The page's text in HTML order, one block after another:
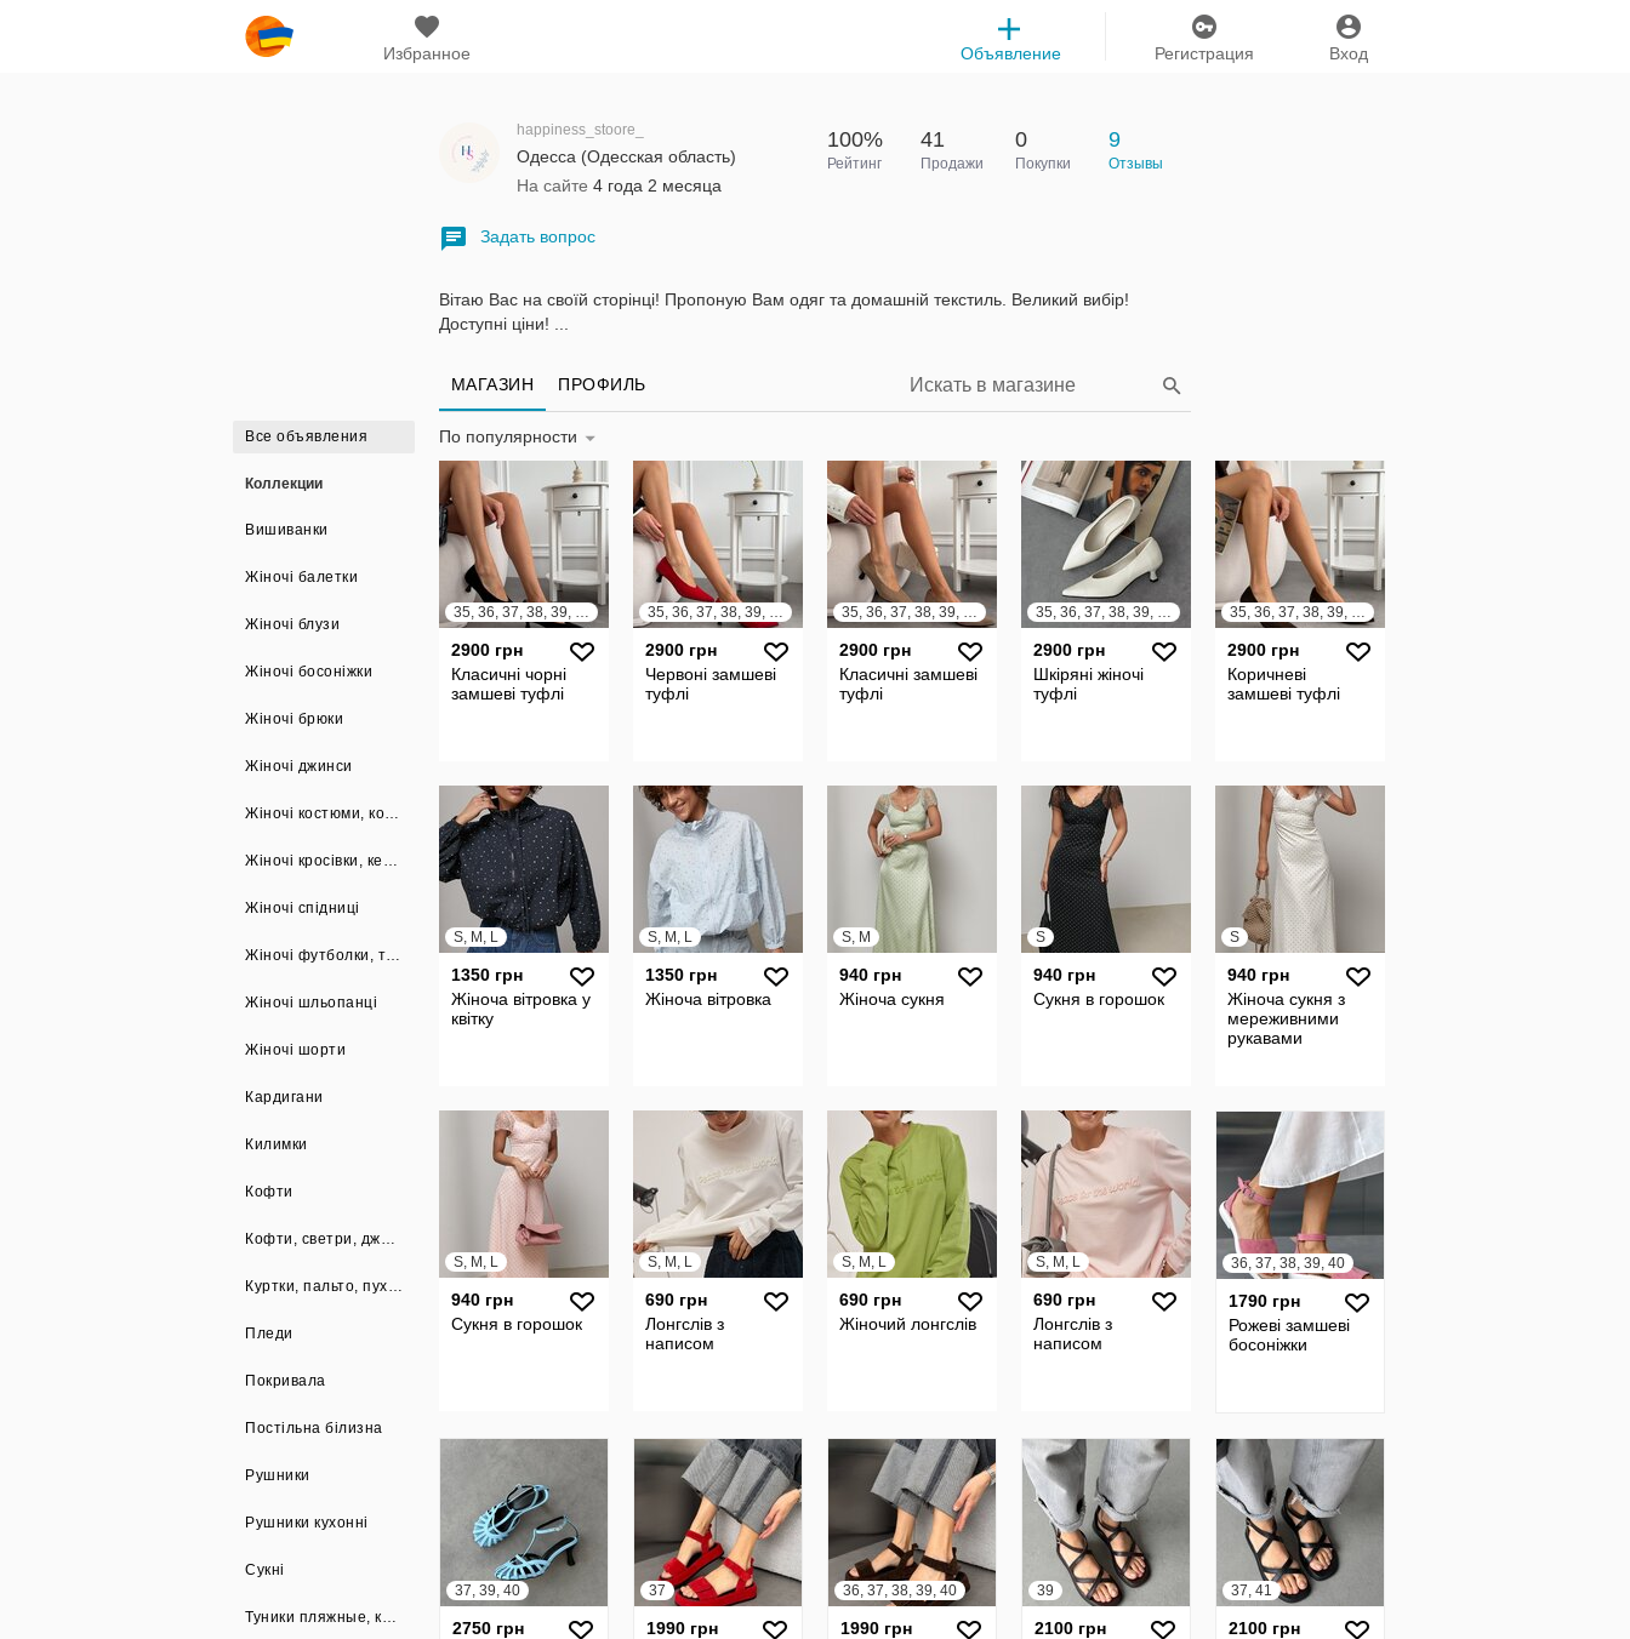
Избранное Вход
Регистрация
Объявление
happiness_stoore_
Одесса (Одесская область)
На сайте 4 года 2 месяца
100%
Рейтинг
41
Продажи
0
Покупки
9
Отзывы
Задать вопрос
Вітаю Вас на своїй сторінці! Пропоную Вам одяг та домашній текстиль. Великий вибір!
Доступні ціни! ...
МАГАЗИН ПРОФИЛЬ
По популярности
Все объявления
Коллекции
Вишиванки
Жіночі балетки
Жіночі блузи
Жіночі босоніжки
Жіночі брюки
Жіночі джинси
Жіночі спідниці
Жіночі шльопанці
Жіночі шорти
Кардигани
Килимки
Кофти
Пледи
Покривала
Постільна білизна
Рушники
Рушники кухонні
Сукні
2900 грн
Класичні чорні
замшеві туфлі
2900 грн
Червоні замшеві
туфлі
2900 грн
Класичні замшеві
туфлі
2900 грн
Шкіряні жіночі
туфлі
2900 грн
Коричневі
замшеві туфлі
S, M, L
1350 грн
Жіноча вітровка у
квітку
S, M, L
1350 грн
Жіноча вітровка
S, M
940 грн
Жіноча сукня
S
940 грн
Сукня в горошок
S
940 грн
Жіноча сукня з
мереживними
рукавами
S, M, L
940 грн
Сукня в горошок
S, M, L
690 грн
Лонгслів з
написом
S, M, L
690 грн
Жіночий лонгслів
S, M, L
690 грн
Лонгслів з
написом
36, 37, 38, 39, 40
1790 грн
Рожеві замшеві
босоніжки
37, 39, 40
2750 грн
37
1990 грн
36, 37, 38, 39, 40
1990 грн
39
2100 грн
37, 41
2100 грн